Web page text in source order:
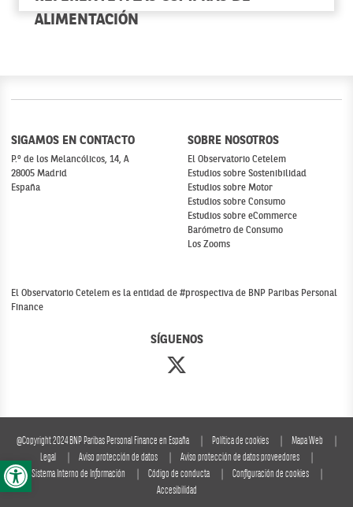
Abrir barra de herramientas
ALIMENTACIÓN
SIGAMOS EN CONTACTO
P.º de los Melancólicos, 14, A
28005 Madrid
España
SOBRE NOSOTROS
El Observatorio Cetelem
Estudios sobre Sostenibilidad
Estudios sobre Motor
Estudios sobre Consumo
Estudios sobre eCommerce
Barómetro de Consumo
Los Zooms
SÍGUENOS
El Observatorio Cetelem es la entidad de #prospectiva de BNP Paribas Personal
Finance
@Copyright 2024 BNP Paribas Personal Finance en España Política de cookies
Mapa Web
Legal
Aviso protección de datos
Aviso protección de datos proveedores
Sistema Interno de Información
Código de conducta
Configuración de cookies
Accesibilidad